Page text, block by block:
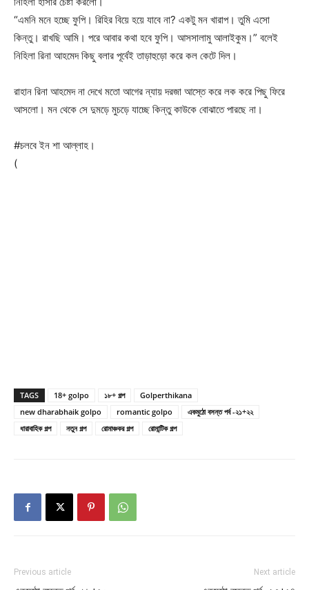
“এমনি মনে হচ্ছে ফুপি। রিহির বিয়ে হয়ে যাবে না? একটু মন খারাপ। তুমি এসো
কিন্তু। রাখছি আমি। পরে আবার কথা হবে ফুপি। আসসালামু আলাইকুম।” বলেই
নিহিলা রিনা আহমেদ কিছু বলার পূর্বেই তাড়াহুড়ো করে কল কেটে দিল।
রাহান রিনা আহমেদ না দেখে মতো আগের ন্যায় দরজা আস্তে করে লক করে পিছু ফিরে
আসলো। মন থেকে সে দুমড়ে মুচড়ে যাচ্ছে কিন্তু কাউকে বোঝাতে পারছে না।
#চলবে ইন শা আল্লাহ।
(
TAGS 18+ golpo ১৮+ গল্প
Golperthikana
new dharabhaik golpo
romantic golpo
একমুঠো বসন্ত পর্ব -২১+২২
ধারাবাহিক গল্প
নতুন গল্প রোমাঞ্চকর গল্প রোমান্টিক গল্প
Previous article Next article